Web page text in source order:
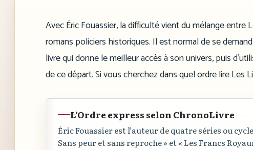
Avec Éric Fouassier, la difficulté vient du mélange entre
romans policiers historiques. Il est normal de se
livre qui donne le meilleur accès à son univers, puis
de ce départ. Si vous cherchez dans quel ordre lire Les
L’Ordre express selon ChronoLivre
Éric Fouassier est l’auteur de quatre séries ou
Sans peur et sans reproche » et« Les Francs